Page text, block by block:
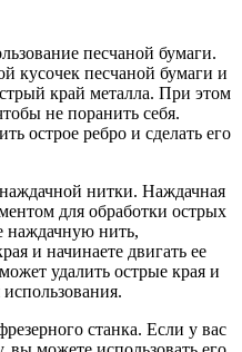
песчаной бумаги.
кусочек песчаной бумаги и
край металла. При этом
не поранить себя.
острое ребро и сделать его
нитки. Наждачная
для обработки острых
наждачную нить,
и начинаете двигать ее
удалить острые края и
станка. Если у вас